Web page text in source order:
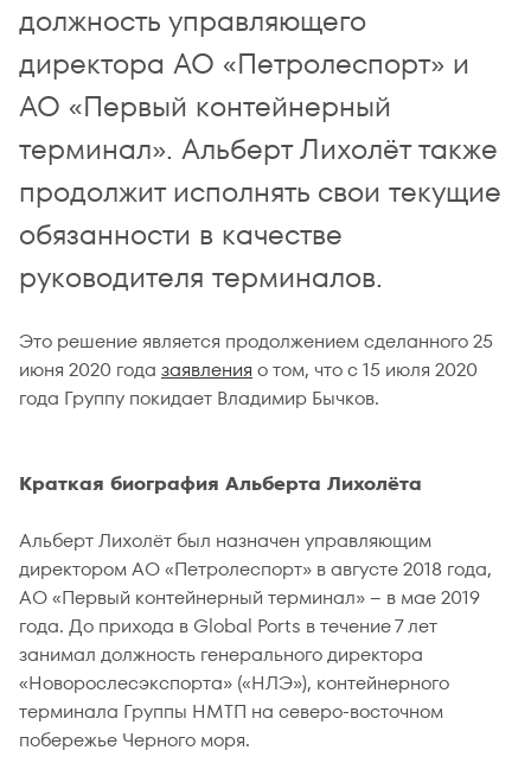
должность управляющего
директора АО «Петролеспорт» и
АО «Первый контейнерный
терминал». Альберт Лихолёт также
продолжит исполнять свои текущие
обязанности в качестве
руководителя терминалов.
Это решение является продолжением сделанного 25
июня 2020 года заявления о том, что с 15 июля 2020
года Группу покидает Владимир Бычков.
Краткая биография Альберта Лихолёта
Альберт Лихолёт был назначен управляющим
директором АО «Петролеспорт» в августе 2018 года,
АО «Первый контейнерный терминал» – в мае 2019
года. До прихода в Global Ports в течение 7 лет
занимал должность генерального директора
«Новорослесэкспорта» («НЛЭ»), контейнерного
терминала Группы НМТП на северо-восточном
побережье Черного моря.